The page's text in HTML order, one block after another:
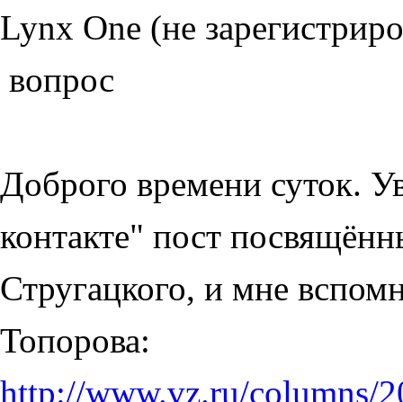
Lynx One (не
вопрос
Доброго времени суток.
контакте" пост
Стругацкого, и мне
Топорова:
http://www.vz.ru/columns/